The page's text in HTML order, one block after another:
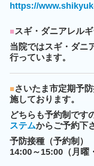
https://
■スギ・ダニアレル
当院ではスギ・ダニ
行っています。
■さいたま市定期予
施しております。
どちらも予約制です
ステムからご予約下
予防接種（予約制）
14:00～15:00（月曜